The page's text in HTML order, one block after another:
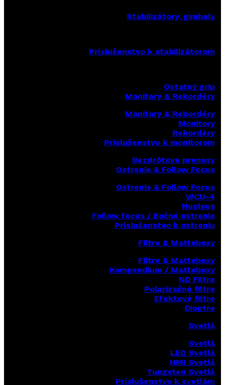
Stabilizátory, gimbaly
Príslušenstvo k stabilizátorom
Ostatný grip
Monitory & Rekordéry
Monitory & Rekordéry
Monitory
Rekordéry
Príslušenstvo k monitorom
Bezdrôtové prenosy
Ostrenie & Follow Focus
Ostrenie & Follow Focus
WCU-4
Nucleus
Follow focus / Bočné ostrenie
Príslušenstvo k ostreniu
Filtre & Matteboxy
Filtre & Matteboxy
Kompendium / Matteboxy
ND Filtre
Polarizačné filtre
Efektové filtre
Dioptre
Svetlá
Svetlá
LED Svetlá
HMI Svetlá
Tungsten Svetlá
Príslušenstvo k svetlám